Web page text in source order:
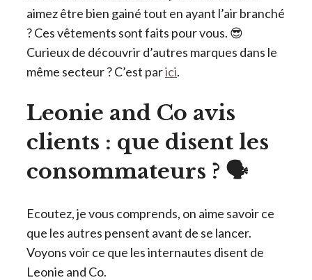
aimez être bien gainé tout en ayant l’air branché
? Ces vêtements sont faits pour vous. 😎
Curieux de découvrir d’autres marques dans le
même secteur ? C’est parici.
Leonie and Co avis
clients : que disent les
consommateurs ? 🗣️
Ecoutez, je vous comprends, on aime savoir ce
que les autres pensent avant de se lancer.
Voyons voir ce que les internautes disent de
Leonie and Co.